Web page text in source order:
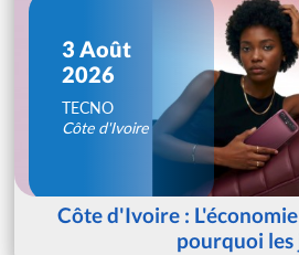
3 Août
2026
TECNO
Côte d'Ivoire
Côte d'Ivoire :
pourquoi les